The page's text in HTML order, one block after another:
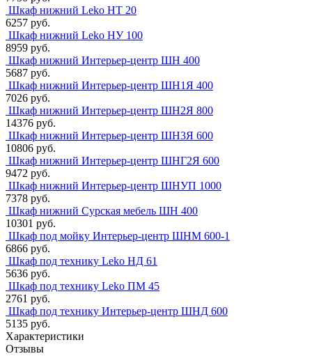
Шкаф нижний Leko НТ 20
6257 руб.
Шкаф нижний Leko НУ 100
8959 руб.
Шкаф нижний Интерьер-центр ШН 400
5687 руб.
Шкаф нижний Интерьер-центр ШН1Я 400
7026 руб.
Шкаф нижний Интерьер-центр ШН2Я 800
14376 руб.
Шкаф нижний Интерьер-центр ШН3Я 600
10806 руб.
Шкаф нижний Интерьер-центр ШНГ2Я 600
9472 руб.
Шкаф нижний Интерьер-центр ШНУП 1000
7378 руб.
Шкаф нижний Сурская мебель ШН 400
10301 руб.
Шкаф под мойку Интерьер-центр ШНМ 600-1
6866 руб.
Шкаф под технику Leko НД 61
5636 руб.
Шкаф под технику Leko ПМ 45
2761 руб.
Шкаф под технику Интерьер-центр ШНД 600
5135 руб.
Характеристики
Отзывы